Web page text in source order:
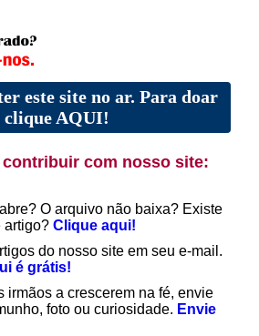
este site no ar. Para doar
clique AQUI!
contribuir com nosso site:
O arquivo não baixa? Existe
artigo? Clique aqui!
do nosso site em seu e-mail.
é grátis!
irmãos a crescerem na fé, envie
foto ou curiosidade. Envie